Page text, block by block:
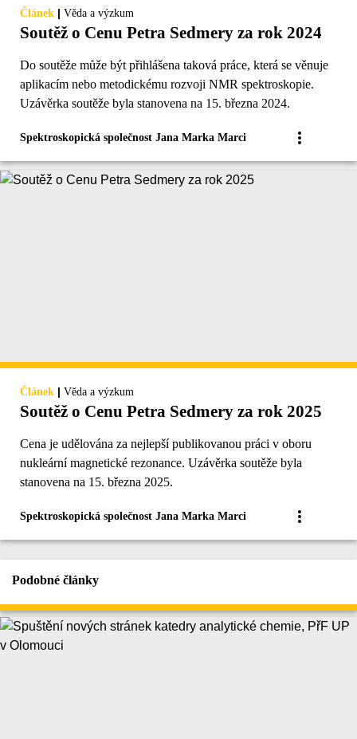
Článek | Věda a výzkum
Soutěž o Cenu Petra Sedmery za rok 2024
Do soutěže může být přihlášena taková práce, která se věnuje
aplikacím nebo metodickému rozvoji NMR spektroskopie.
Uzávěrka soutěže byla stanovena na 15. března 2024.
Spektroskopická společnost Jana Marka Marci
Článek | Věda a výzkum
Soutěž o Cenu Petra Sedmery za rok 2025
Cena je udělována za nejlepší publikovanou práci v oboru
nukleární magnetické rezonance. Uzávěrka soutěže byla
stanovena na 15. března 2025.
Spektroskopická společnost Jana Marka Marci
Podobné články